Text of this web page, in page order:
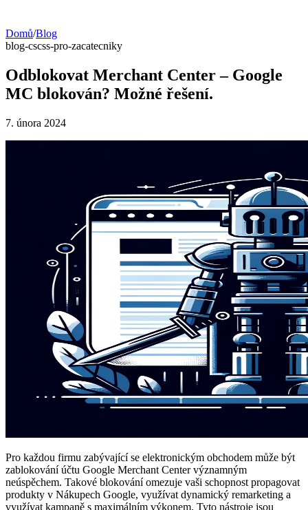
Domů/Blog
blog-cscss-pro-zacatecniky
Odblokovat Merchant Center – Google
MC blokován? Možné řešení.
7. února 2024
Pro každou firmu zabývající se elektronickým obchodem může být
zablokování účtu Google Merchant Center významným
neúspěchem. Takové blokování omezuje vaši schopnost propagovat
produkty v Nákupech Google, využívat dynamický remarketing a
využívat kampaně s maximálním výkonem. Tyto nástroje jsou